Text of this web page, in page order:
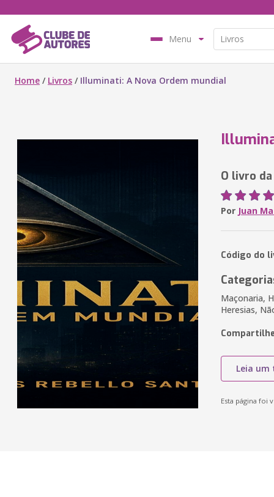
Menu
Home / Livros / Illuminati: A Nova Ordem mundial
O livro
Por Juan
Código do
Maçonaria,
Heresias,
Leia um
Esta página foi